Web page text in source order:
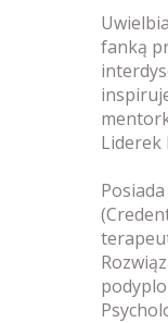
fanką
Liderek